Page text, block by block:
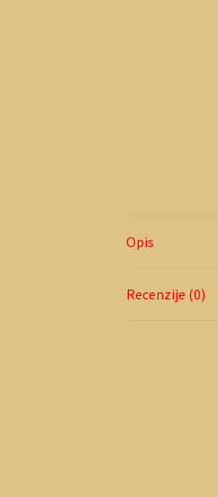
Opis
Recenzije (0)